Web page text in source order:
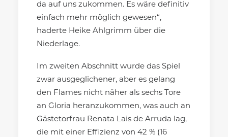
da auf uns zukommen. Es wäre definitiv
einfach mehr möglich gewesen“,
haderte Heike Ahlgrimm über die
Niederlage.
Im zweiten Abschnitt wurde das Spiel
zwar ausgeglichener, aber es gelang
den Flames nicht näher als sechs Tore
an Gloria heranzukommen, was auch an
Gästetorfrau Renata Lais de Arruda lag,
die mit einer Effizienz von 42 % (16